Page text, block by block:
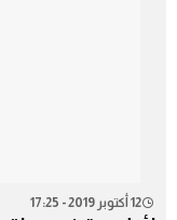
12 أكتوبر 2019 - 17:25